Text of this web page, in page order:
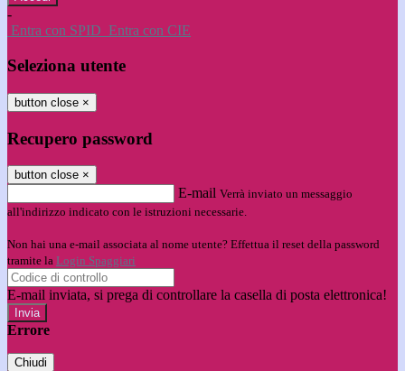
-
Entra con SPID Entra con CIE
Seleziona utente
button close ×
Recupero password
button close ×
E-mail Verrà inviato un messaggio
all'indirizzo indicato con le istruzioni necessarie.
Non hai una e-mail associata al nome utente? Effettua il reset della password
tramite la Login Spaggiari
E-mail inviata, si prega di controllare la casella di posta elettronica!
Errore
Chiudi